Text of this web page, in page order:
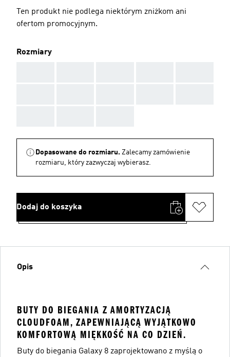
Ten produkt nie podlega niektórym zniżkom ani
ofertom promocyjnym.
Rozmiary
Dopasowane do rozmiaru. Zalecamy zamówienie
rozmiaru, który zazwyczaj wybierasz.
Dodaj do koszyka
Opis
BUTY DO BIEGANIA Z AMORTYZACJĄ
CLOUDFOAM, ZAPEWNIAJĄCĄ WYJĄTKOWO
KOMFORTOWĄ MIĘKKOŚĆ NA CO DZIEŃ.
Buty do biegania Galaxy 8 zaprojektowano z myślą o